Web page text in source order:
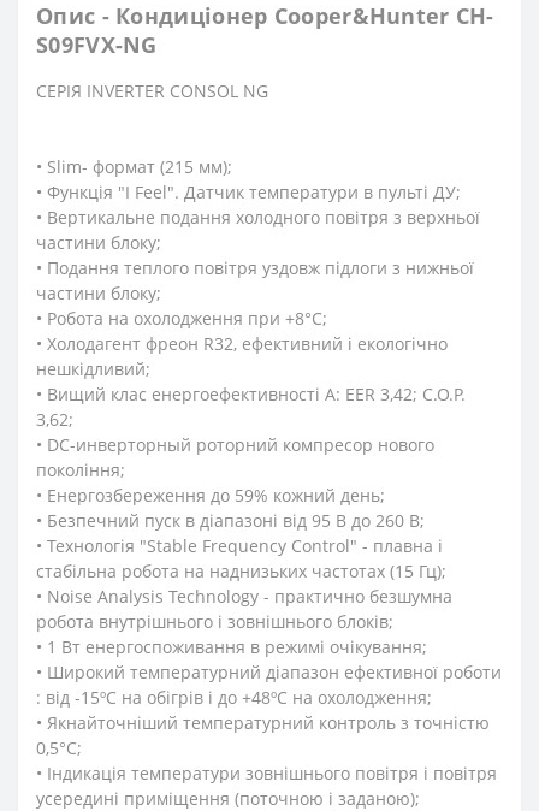
Опис - Кондиціонер Cooper&Hunter CH-
S09FVX-NG
СЕРІЯ INVERTER CONSOL NG
• Slim- формат (215 мм);
• Функція "I Feel". Датчик температури в пульті ДУ;
• Вертикальне подання холодного повітря з верхньої
частини блоку;
• Подання теплого повітря уздовж підлоги з нижньої
частини блоку;
• Робота на охолодження при +8°C;
• Холодагент фреон R32, ефективний і екологічно
нешкідливий;
• Вищий клас енергоефективності А: EER 3,42; C.O.P.
3,62;
• DC-инверторный роторний компресор нового
покоління;
• Енергозбереження до 59% кожний день;
• Безпечний пуск в діапазоні від 95 В до 260 В;
• Технологія "Stable Frequency Control" - плавна і
стабільна робота на наднизьких частотах (15 Гц);
• Noise Analysis Technology - практично безшумна
робота внутрішнього і зовнішнього блоків;
• 1 Вт енергоспоживання в режимі очікування;
• Широкий температурний діапазон ефективної роботи
: від -15ºС на обігрів і до +48ºС на охолодження;
• Якнайточніший температурний контроль з точністю
0,5°C;
• Індикація температури зовнішнього повітря і повітря
усередині приміщення (поточною і заданою);